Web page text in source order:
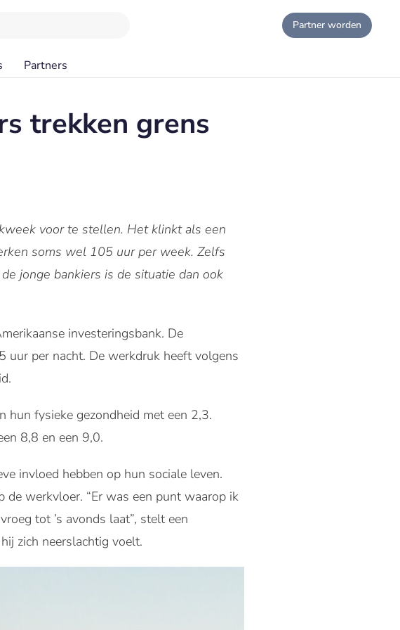
Partner worden
Partners
trekken grens
voor te stellen. Het klinkt als een
soms wel 105 uur per week. Zelfs
jonge bankiers is de situatie dan ook
investeringsbank. De
uur per nacht. De werkdruk heeft volgens
hun fysieke gezondheid met een 2,3.
8,8 en een 9,0.
invloed hebben op hun sociale leven.
werkvloer. “Er was een punt waarop ik
tot ’s avonds laat”, stelt een
zich neerslachtig voelt.